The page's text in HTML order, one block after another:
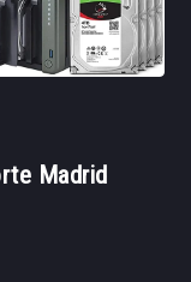
Madrid